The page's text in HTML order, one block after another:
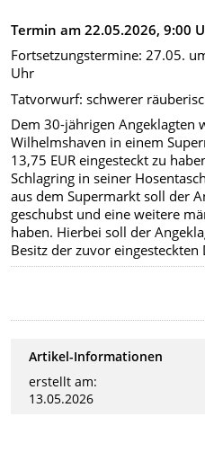
Termin am 22.05.2026, 9:00
Fortsetzungstermine: 27.05.
Uhr
Tatvorwurf: schwerer
Dem 30-jährigen Angeklagten
Wilhelmshaven in einem
13,75 EUR eingesteckt zu
Schlagring in seiner
aus dem Supermarkt soll der
geschubst und eine weitere
haben. Hierbei soll der
Besitz der zuvor eingesteckten
Artikel-Informationen
erstellt am:
13.05.2026